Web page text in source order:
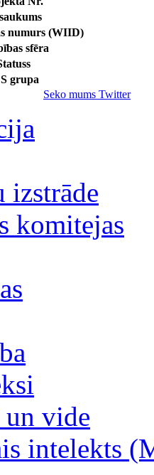
numurs (WIID)
sfēra
grupa
Seko mums Twitter
izstrāde
komitejas
un vide
intelekts